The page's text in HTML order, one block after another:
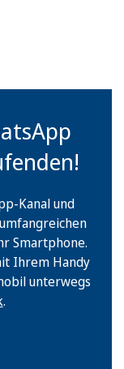
Kanal und
Smartphone.
Ihrem Handy
unterwegs
.